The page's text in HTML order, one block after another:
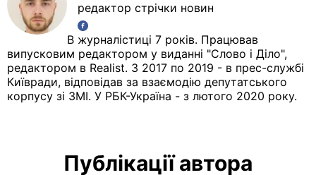
редактор стрічки новин
В журналістиці 7 років. Працював
випусковим редактором у виданні "Слово і Діло",
редактором в Realist. З 2017 по 2019 - в прес-службі
Київради, відповідав за взаємодію депутатського
корпусу зі ЗМІ. У РБК-Україна - з лютого 2020 року.
Публікації автора